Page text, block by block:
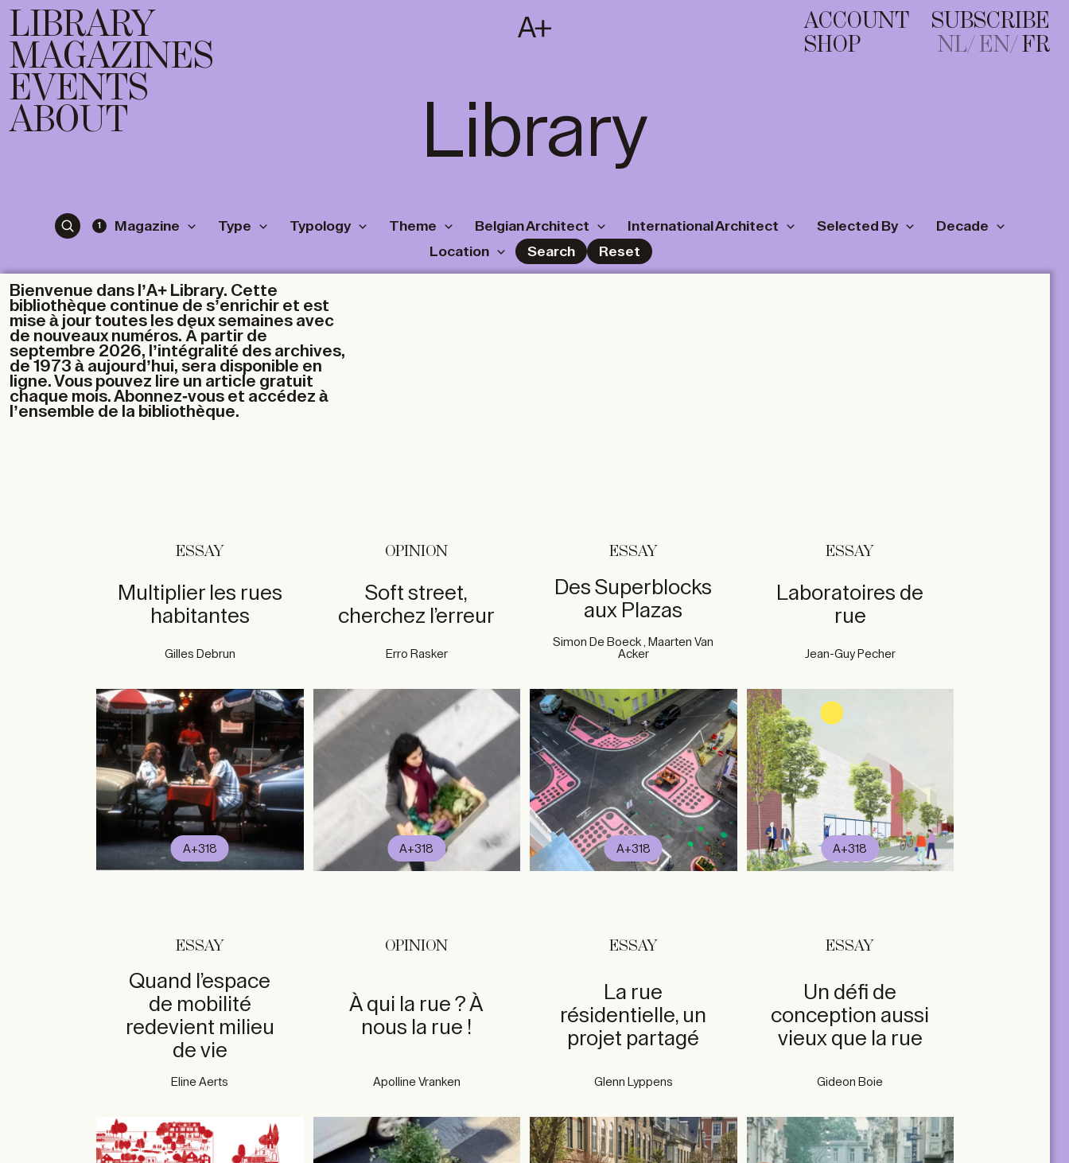
T
FR
LIBRARY
MAGAZINES
EVENTS
ABOUT
ACCOUNT
SHOP
SUBSCRIBE
NL EN FR
Library
1 Magazine Type Typology Theme Belgian Architect International Architect Selected By
Decade
Location
Search Reset
Bienvenue dans l’A+ Library. Cette
bibliothèque continue de s’enrichir et est
mise à jour toutes les deux semaines avec
de nouveaux numéros. À partir de
septembre 2026, l’intégralité des archives,
de 1973 à aujourd’hui, sera disponible en
ligne. Vous pouvez lire un article gratuit
chaque mois. Abonnez-vous et accédez à
l’ensemble de la bibliothèque.
ESSAY
Multiplier les rues
habitantes
Gilles Debrun
A+318
OPINION
Soft street,
cherchez l’erreur
Erro Rasker
A+318
ESSAY
Des Superblocks
aux Plazas
Simon De Boeck , Maarten Van
Acker
A+318
ESSAY
Laboratoires de
rue
Jean-Guy Pecher
A+318
ESSAY
Quand l’espace
de mobilité
redevient milieu
de vie
Eline Aerts
OPINION
À qui la rue ? À
nous la rue !
Apolline Vranken
ESSAY
La rue
résidentielle, un
projet partagé
Glenn Lyppens
ESSAY
Un défi de
conception aussi
vieux que la rue
Gideon Boie